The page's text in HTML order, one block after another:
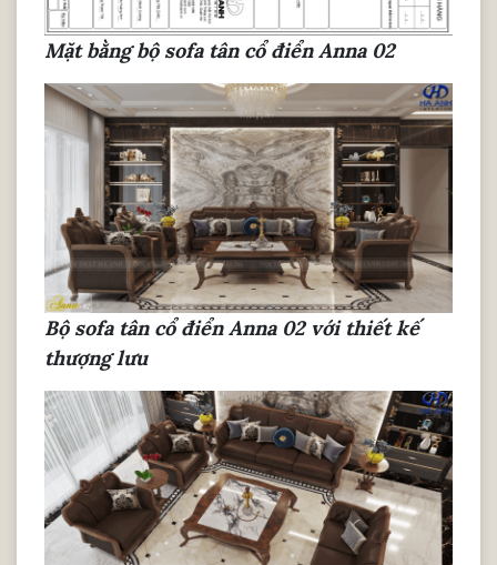
Mặt bằng bộ sofa tân cổ điển Anna 02
Bộ sofa tân cổ điển Anna 02 với thiết kế
thượng lưu